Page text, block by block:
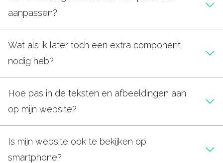
aanpassen?
Wat als ik later toch een extra component
nodig heb?
Hoe pas in de teksten en afbeeldingen aan
op mijn website?
Is mijn website ook te bekijken op
smartphone?